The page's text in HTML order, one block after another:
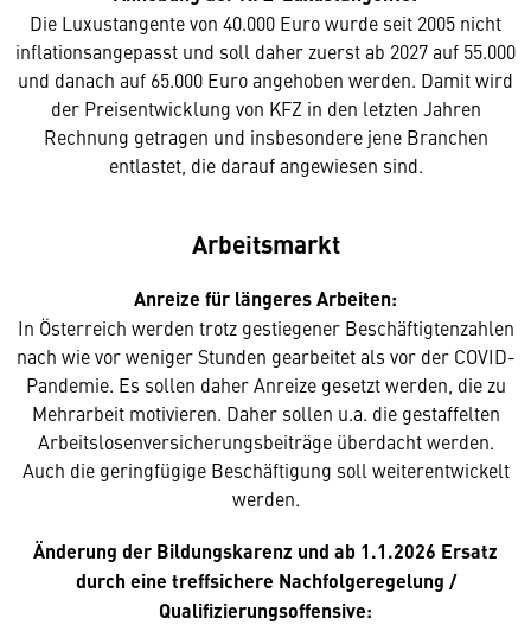
Die Luxustangente von 40.000 Euro wurde seit 2005 nicht
inflationsangepasst und soll daher zuerst ab 2027 auf 55.000
und danach auf 65.000 Euro angehoben werden. Damit wird
der Preisentwicklung von KFZ in den letzten Jahren
Rechnung getragen und insbesondere jene Branchen
entlastet, die darauf angewiesen sind.
Arbeitsmarkt
Anreize für längeres Arbeiten:
In Österreich werden trotz gestiegener Beschäftigtenzahlen
nach wie vor weniger Stunden gearbeitet als vor der COVID-
Pandemie. Es sollen daher Anreize gesetzt werden, die zu
Mehrarbeit motivieren. Daher sollen u.a. die gestaffelten
Arbeitslosenversicherungsbeiträge überdacht werden.
Auch die geringfügige Beschäftigung soll weiterentwickelt
werden.
Änderung der Bildungskarenz und ab 1.1.2026 Ersatz
durch eine treffsichere Nachfolgeregelung /
Qualifizierungsoffensive: